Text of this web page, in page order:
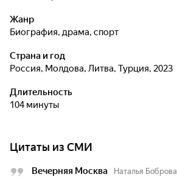
Жанр
биография, драма, спорт
Страна и год
Россия, Молдова, Литва, Турция, 2023
Длительность
104 минуты
Цитаты из СМИ
Вечерняя Москва Наталья Боброва